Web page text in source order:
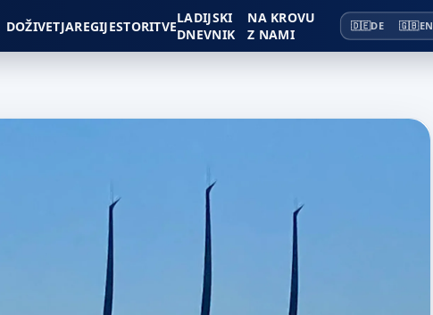
DOŽIVETJAREGIJESTORITVELADIJSKI
DNEVNIK
NA KROVU
Z NAMI
🇩🇪DE 🇬🇧EN